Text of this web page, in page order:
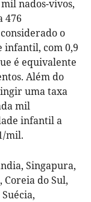
nados-vivos,
476
o
infantil, com 0,9
é equivalente
Além do
uma taxa
mil
infantil a
mil.
Singapura,
do Sul,